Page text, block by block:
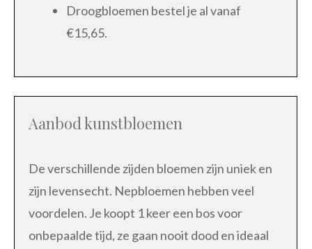
Droogbloemen bestel je al vanaf
€15,65.
Aanbod kunstbloemen
De verschillende zijden bloemen zijn uniek en
zijn levensecht. Nepbloemen hebben veel
voordelen. Je koopt 1 keer een bos voor
onbepaalde tijd, ze gaan nooit dood en ideaal